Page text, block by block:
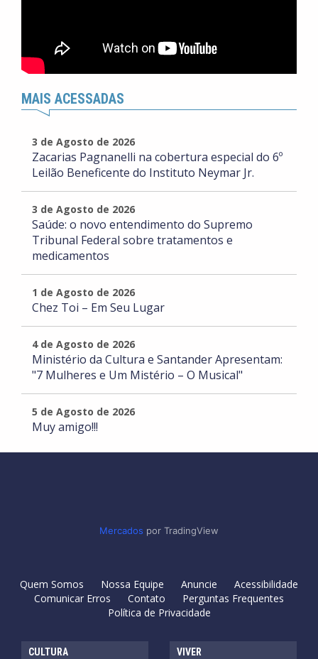
MAIS ACESSADAS
3 de Agosto de 2026
Zacarias Pagnanelli na cobertura especial do 6º
Leilão Beneficente do Instituto Neymar Jr.
3 de Agosto de 2026
Saúde: o novo entendimento do Supremo
Tribunal Federal sobre tratamentos e
medicamentos
1 de Agosto de 2026
Chez Toi – Em Seu Lugar
4 de Agosto de 2026
Ministério da Cultura e Santander Apresentam:
"7 Mulheres e Um Mistério – O Musical"
5 de Agosto de 2026
Muy amigo!!!
Mercados por TradingView
Quem Somos Nossa Equipe Anuncie
Acessibilidade
Comunicar Erros
Contato
Perguntas Frequentes
Política de Privacidade
CULTURA VIVER